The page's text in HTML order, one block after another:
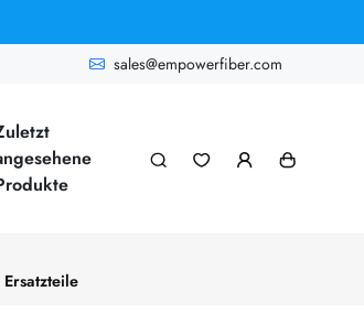
sales@empowerfiber.com